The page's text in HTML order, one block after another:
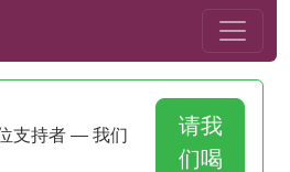
支持者 — 我们
请我
们喝